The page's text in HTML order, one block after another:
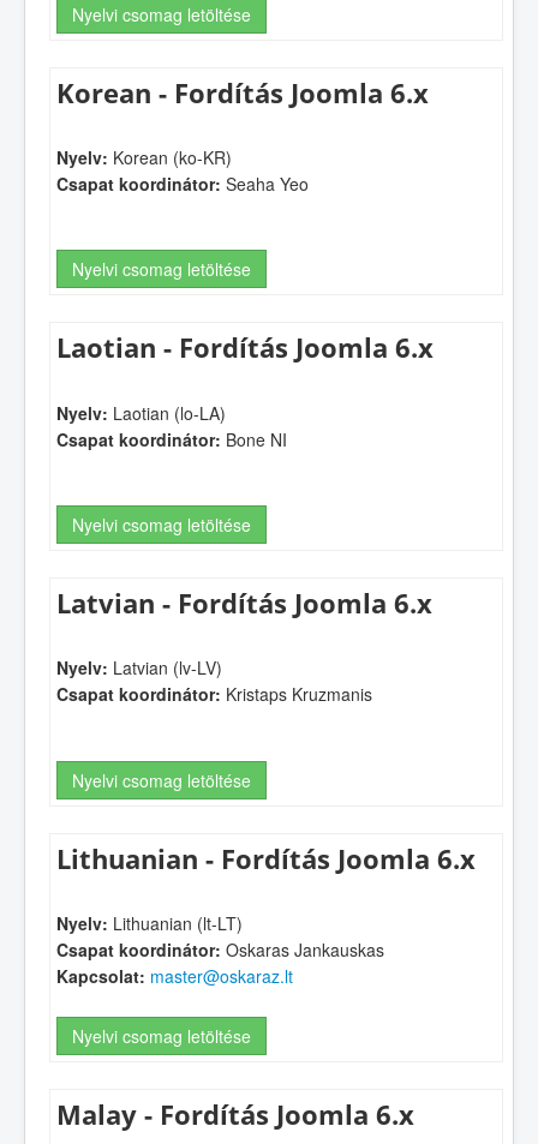
Nyelvi csomag letöltése
Korean - Fordítás Joomla 6.x
Nyelv: Korean (ko-KR)
Csapat koordinátor: Seaha Yeo
Nyelvi csomag letöltése
Laotian - Fordítás Joomla 6.x
Nyelv: Laotian (lo-LA)
Csapat koordinátor: Bone NI
Nyelvi csomag letöltése
Latvian - Fordítás Joomla 6.x
Nyelv: Latvian (lv-LV)
Csapat koordinátor: Kristaps Kruzmanis
Nyelvi csomag letöltése
Lithuanian - Fordítás Joomla 6.x
Nyelv: Lithuanian (lt-LT)
Csapat koordinátor: Oskaras Jankauskas
Kapcsolat: master@oskaraz.lt
Nyelvi csomag letöltése
Malay - Fordítás Joomla 6.x